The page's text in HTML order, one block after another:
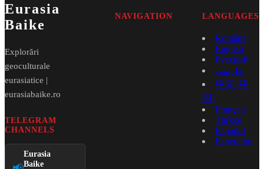
Eurasia
Baike
Explorări
geoculturale
eurasiatice |
eurasiabaike.ro
TELEGRAM
CHANNELS
Eurasia
Baike
NAVIGATION LANGUAGES
Română
English
Русский
فارسی
中文 (中
国)
Français
Türkçe
Español
Esperanto